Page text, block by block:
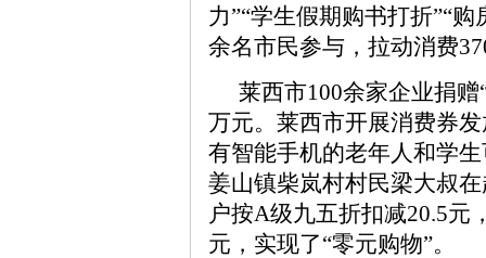
力”“学生假期购书打折”“
余名市民参与，拉动消费
莱西市100余家企业捐
万元。莱西市开展消费券
有智能手机的老年人和学
姜山镇柴岚村村民梁大叔
户按A级九五折扣减20.5元
元，实现了“零元购物”。